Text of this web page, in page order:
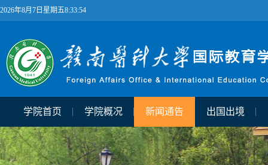
2026年8月7日星期五8:33:54
学院首页 学院概况 新闻通告 出国出境